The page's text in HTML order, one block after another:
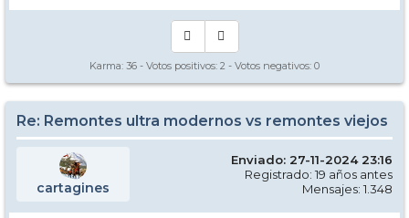
Karma: 36 - Votos positivos: 2 - Votos negativos: 0
Re: Remontes ultra modernos vs remontes viejos
cartagines
Enviado: 27-11-2024 23:16
Registrado: 19 años antes
Mensajes: 1.348